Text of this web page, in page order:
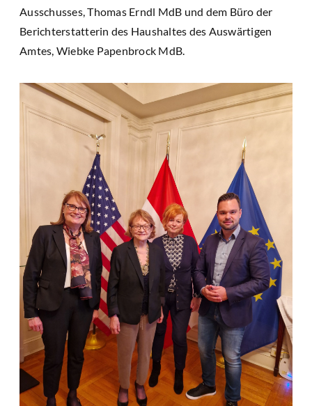
Ausschusses, Thomas Erndl MdB und dem Büro der
Berichterstatterin des Haushaltes des Auswärtigen
Amtes, Wiebke Papenbrock MdB.